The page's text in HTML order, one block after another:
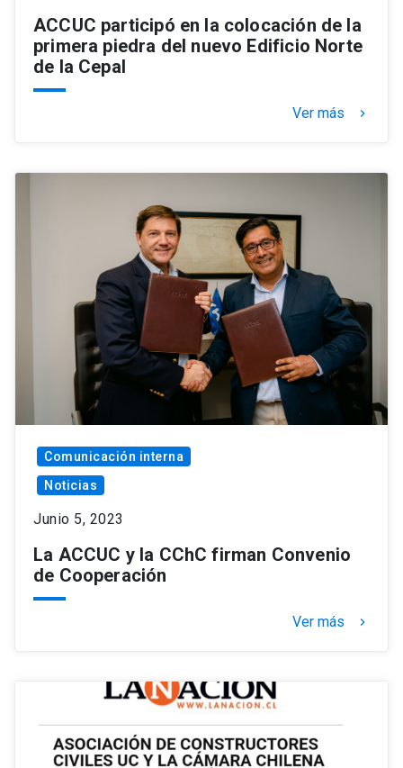
ACCUC participó en la colocación de la
primera piedra del nuevo Edificio Norte
de la Cepal
Ver más keyboard_arrow_right
Comunicación interna
Noticias
Junio 5, 2023
La ACCUC y la CChC firman Convenio
de Cooperación
Ver más keyboard_arrow_right